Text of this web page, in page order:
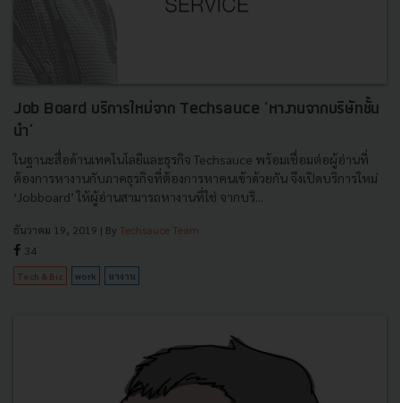
Job Board บริการใหม่จาก Techsauce ‘หางานจากบริษัทชั้น
นำ’
ในฐานะสื่อด้านเทคโนโลยีและธุรกิจ Techsauce พร้อมเชื่อมต่อผู้อ่านที่
ต้องการหางานกับภาคธุรกิจที่ต้องการหาคนเข้าด้วยกัน จึงเปิดบริการใหม่
‘Jobboard’ ให้ผู้อ่านสามารถหางานที่ใช่ จากบริ...
ธันวาคม 19, 2019 | By Techsauce Team
34
Tech & Biz work หางาน